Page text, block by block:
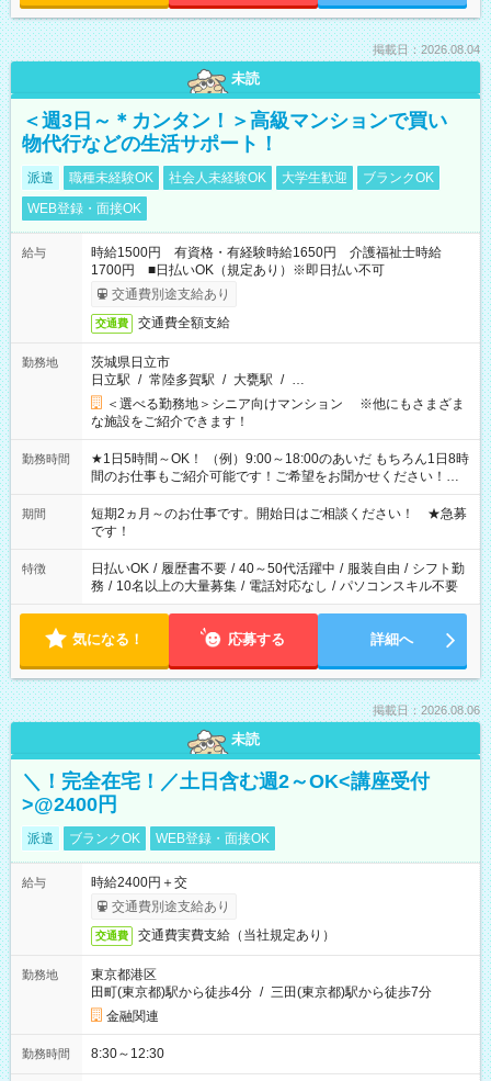
掲載日：2026.08.04
未読
＜週3日～＊カンタン！＞高級マンションで買い
物代行などの生活サポート！
派遣 職種未経験OK 社会人未経験OK 大学生歓迎
ブランクOK
WEB登録・面接OK
給与
時給1500円 有資格・有経験時給1650円 介護福祉士時給
1700円 ■日払いOK（規定あり）※即日払い不可
交通費別途支給あり
交通費 交通費全額支給
勤務地
茨城県日立市
日立駅 / 常陸多賀駅 / 大甕駅 / …
＜選べる勤務地＞シニア向けマンション ※他にもさまざま
な施設をご紹介できます！
勤務時間
★1日5時間～OK！ （例）9:00～18:00のあいだ もちろん1日8時
間のお仕事もご紹介可能です！ご希望をお聞かせください！★
家庭の都合でお休みが必要な場合も遠慮なくご相談ください。
※週最低15時間以上の勤務が必要です
期間
短期2ヵ月～のお仕事です。開始日はご相談ください！ ★急募
です！
特徴 日払いOK / 履歴書不要 / 40～50代活躍中 / 服装自由 / シフト勤
務 / 10名以上の大量募集 / 電話対応なし / パソコンスキル不要
気になる！ 応募する 詳細へ
掲載日：2026.08.06
未読
＼！完全在宅！／土日含む週2～OK<講座受付
>@2400円
派遣 ブランクOK WEB登録・面接OK
給与
時給2400円＋交
交通費別途支給あり
交通費 交通費実費支給（当社規定あり）
勤務地
東京都港区
田町(東京都)駅から徒歩4分 / 三田(東京都)駅から徒歩7分
金融関連
勤務時間 8:30～12:30